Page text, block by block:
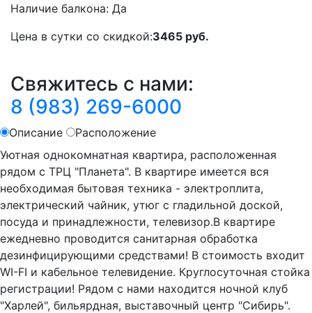
Наличие балкона: Да
Цена в сутки со скидкой:3465 руб.
Свяжитесь с нами:
8 (983) 269-6000
Описание
Расположение
Уютная однокомнатная квартира, расположенная
рядом с ТРЦ "Планета". В квартире имеется вся
необходимая бытовая техника - электроплита,
электрический чайник, утюг с гладильной доской,
посуда и принадлежности, телевизор.В квартире
ежедневно проводится санитарная обработка
дезинфицирующими средствами! В стоимость входит
WI-FI и кабельное телевидение. Круглосуточная стойка
регистрации! Рядом с нами находится ночной клуб
"Харлей", бильярдная, выставочный центр "Сибирь".